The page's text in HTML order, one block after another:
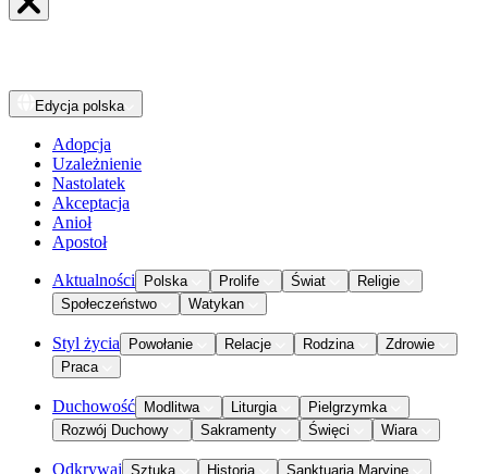
Edycja polska
Adopcja
Uzależnienie
Nastolatek
Akceptacja
Anioł
Apostoł
Aktualności Polska Prolife Świat
Religie
Społeczeństwo
Watykan
Styl życia Powołanie Relacje Rodzina
Zdrowie
Praca
Duchowość Modlitwa Liturgia
Pielgrzymka
Rozwój Duchowy
Sakramenty Święci Wiara
Odkrywaj Sztuka Historia
Sanktuaria Maryjne